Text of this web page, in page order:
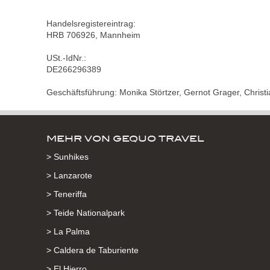
Handelsregistereintrag:
HRB 706926, Mannheim
USt.-IdNr.:
DE266296389
Geschäftsführung: Monika Störtzer, Gernot Grager,
MEHR VON GEQUO TRAVEL
> Sunhikes
> Lanzarote
> Teneriffa
> Teide Nationalpark
> La Palma
> Caldera de Taburiente